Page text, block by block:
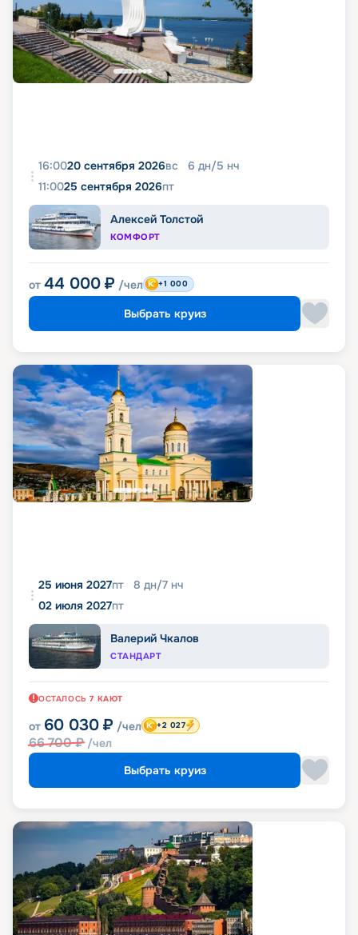
16:0020 сентября 2026вс 6 дн/5 нч
11:0025 сентября 2026пт
Алексей Толстой
КОМФОРТ
от 44 000 ₽ /чел +1 000
Выбрать круиз
25 июня 2027пт 8 дн/7 нч
02 июля 2027пт
Валерий Чкалов
СТАНДАРТ
ОСТАЛОСЬ 7 КАЮТ
от 60 030 ₽ /чел
66 700₽ /чел
+2 027
Выбрать круиз